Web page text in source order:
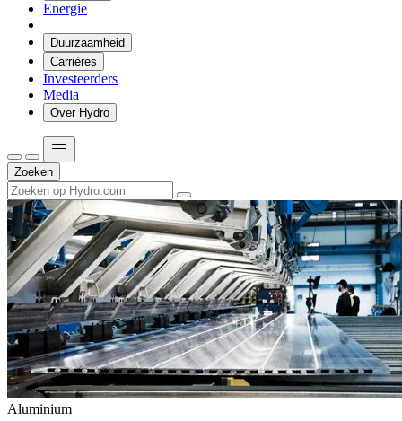
Energie
Duurzaamheid
Carrières
Investeerders
Media
Over Hydro
Zoeken
Aluminium